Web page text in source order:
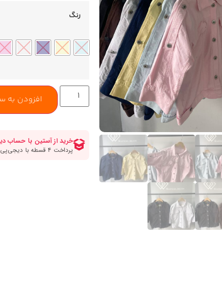
رنگ
افزودن به